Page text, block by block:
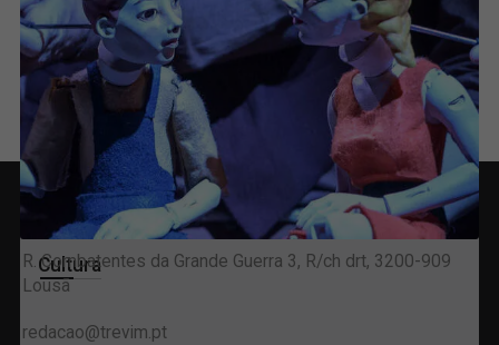
Cultura
Contactos Gerais
R. Combatentes da Grande Guerra 3, R/ch drt, 3200-909
Lousã
redacao@trevim.pt